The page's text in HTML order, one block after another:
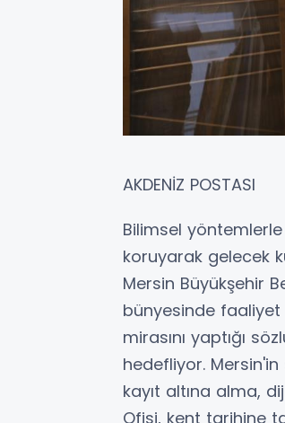
AKDENİZ POSTASI
Bilimsel
koruyarak gelecek
Mersin Büyükşehir
bünyesinde faaliyet
mirasını yaptığı
hedefliyor.
kayıt altına alma,
Ofisi, kent tarihine